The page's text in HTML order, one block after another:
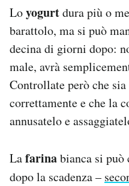
Loyogurtdura più o
barattolo, ma si può
decina di giorni dopo:
male, avrà
Controllate però che
correttamente e che la
annusatelo e
Lafarinabianca si può
dopo la scadenza –